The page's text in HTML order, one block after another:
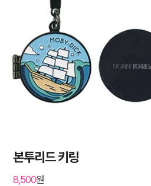
본투리드 키링
8,500원